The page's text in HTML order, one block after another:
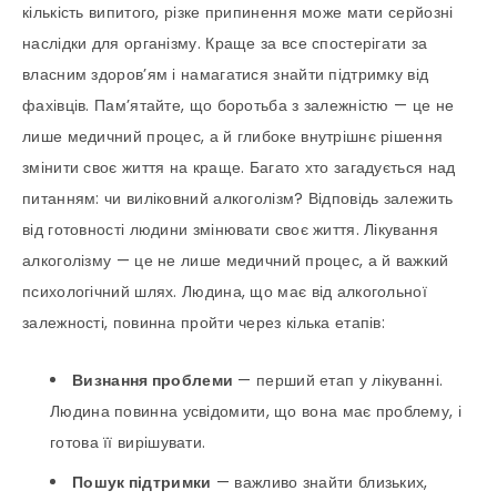
кількість випитого, різке припинення може мати серйозні
наслідки для організму. Краще за все спостерігати за
власним здоров’ям і намагатися знайти підтримку від
фахівців. Пам’ятайте, що боротьба з залежністю — це не
лише медичний процес, а й глибоке внутрішнє рішення
змінити своє життя на краще. Багато хто загадується над
питанням: чи виліковний алкоголізм? Відповідь залежить
від готовності людини змінювати своє життя. Лікування
алкоголізму — це не лише медичний процес, а й важкий
психологічний шлях. Людина, що має від алкогольної
залежності, повинна пройти через кілька етапів:
Визнання проблеми — перший етап у лікуванні.
Людина повинна усвідомити, що вона має проблему, і
готова її вирішувати.
Пошук підтримки — важливо знайти близьких,